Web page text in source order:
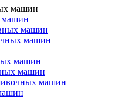
машин
машин
машин
машин
машин